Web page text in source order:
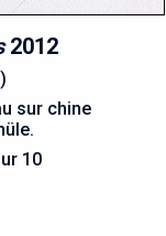
2012
sur chine
10